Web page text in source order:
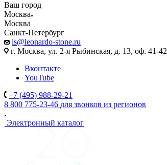
Ваш город
Москва
Москва
Санкт-Петербург
ls@leonardo-stone.ru
г. Москва, ул. 2-я Рыбинская, д. 13, оф. 41-42
Вконтакте
YouTube
+7 (495) 988-29-21
8 800 775-23-46 для звонков из регионов
Электронный каталог